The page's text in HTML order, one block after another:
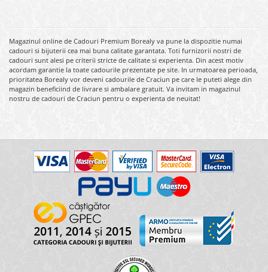
Magazinul online de Cadouri Premium Borealy va pune la dispozitie numai
cadouri si bijuterii cea mai buna calitate garantata. Toti furnizorii nostri de
cadouri sunt alesi pe criterii stricte de calitate si experienta. Din acest motiv
acordam garantie la toate cadourile prezentate pe site. In urmatoarea perioada,
prioritatea Borealy vor deveni cadourile de Craciun pe care le puteti alege din
magazin beneficiind de livrare si ambalare gratuit. Va invitam in magazinul
nostru de cadouri de Craciun pentru o experienta de neuitat!